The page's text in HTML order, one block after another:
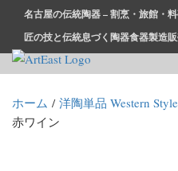
名古屋の伝統陶器 – 割烹・旅館・
匠の技と伝統息づく陶器食器製造
和食器・洋食器通販｜割烹・
売
業務用から個人用まで、おし
まとめ買いがお得です。
ホーム / 洋陶単品 Western
赤ワイン